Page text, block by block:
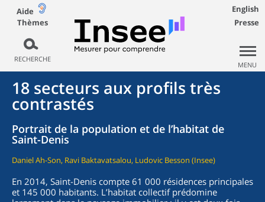
Aide
Thèmes
RECHERCHE
English
Presse
MENU
18 secteurs aux profils très
contrastés
Portrait de la population et de l’habitat de
Saint-Denis
Daniel Ah-Son, Ravi Baktavatsalou, Ludovic Besson (Insee)
En 2014, Saint-Denis compte 61 000 résidences principales
et 145 000 habitants. L’habitat collectif prédomine